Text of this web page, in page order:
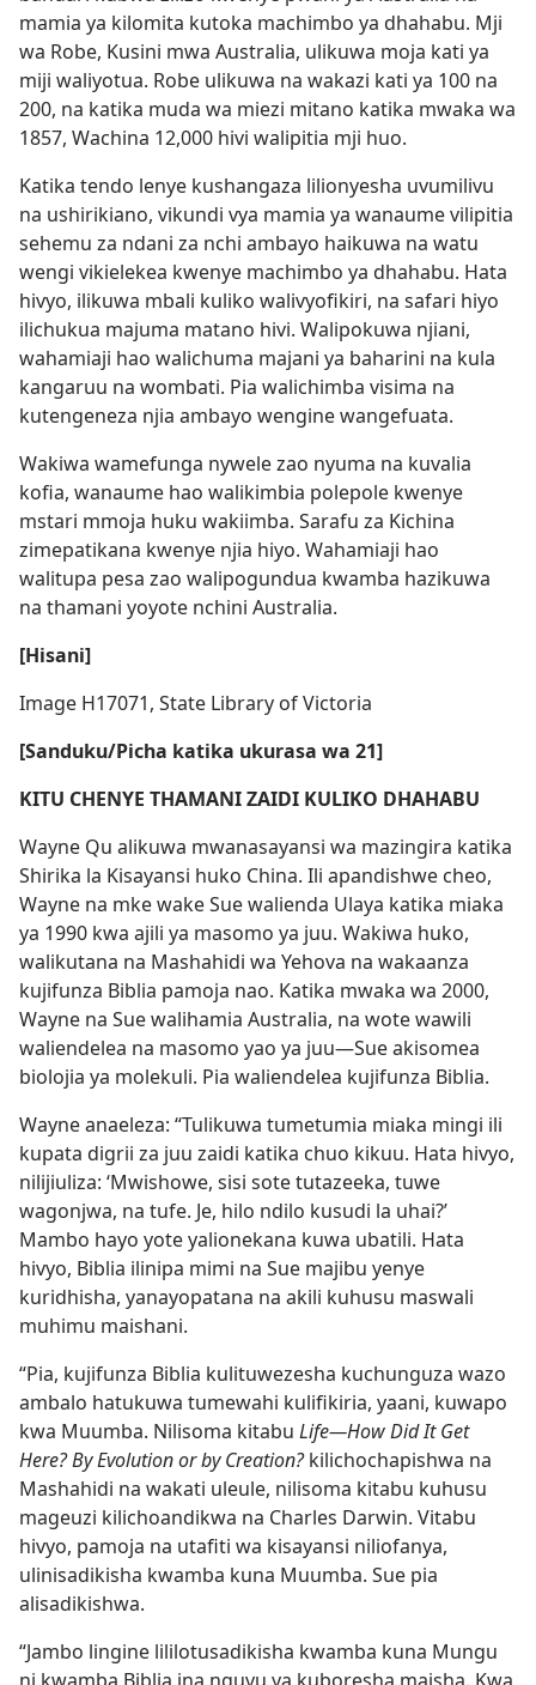
mamia ya kilomita kutoka machimbo ya dhahabu. Mji
wa Robe, Kusini mwa Australia, ulikuwa moja kati ya
miji waliyotua. Robe ulikuwa na wakazi kati ya 100 na
200, na katika muda wa miezi mitano katika mwaka wa
1857, Wachina 12,000 hivi walipitia mji huo.
Katika tendo lenye kushangaza lilionyesha uvumilivu
na ushirikiano, vikundi vya mamia ya wanaume vilipitia
sehemu za ndani za nchi ambayo haikuwa na watu
wengi vikielekea kwenye machimbo ya dhahabu. Hata
hivyo, ilikuwa mbali kuliko walivyofikiri, na safari hiyo
ilichukua majuma matano hivi. Walipokuwa njiani,
wahamiaji hao walichuma majani ya baharini na kula
kangaruu na wombati. Pia walichimba visima na
kutengeneza njia ambayo wengine wangefuata.
Wakiwa wamefunga nywele zao nyuma na kuvalia
kofia, wanaume hao walikimbia polepole kwenye
mstari mmoja huku wakiimba. Sarafu za Kichina
zimepatikana kwenye njia hiyo. Wahamiaji hao
walitupa pesa zao walipogundua kwamba hazikuwa
na thamani yoyote nchini Australia.
[Hisani]
Image H17071, State Library of Victoria
[Sanduku/Picha katika ukurasa wa 21]
KITU CHENYE THAMANI ZAIDI KULIKO DHAHABU
Wayne Qu alikuwa mwanasayansi wa mazingira katika
Shirika la Kisayansi huko China. Ili apandishwe cheo,
Wayne na mke wake Sue walienda Ulaya katika miaka
ya 1990 kwa ajili ya masomo ya juu. Wakiwa huko,
walikutana na Mashahidi wa Yehova na wakaanza
kujifunza Biblia pamoja nao. Katika mwaka wa 2000,
Wayne na Sue walihamia Australia, na wote wawili
waliendelea na masomo yao ya juu—Sue akisomea
biolojia ya molekuli. Pia waliendelea kujifunza Biblia.
Wayne anaeleza: “Tulikuwa tumetumia miaka mingi ili
kupata digrii za juu zaidi katika chuo kikuu. Hata hivyo,
nilijiuliza: ‘Mwishowe, sisi sote tutazeeka, tuwe
wagonjwa, na tufe. Je, hilo ndilo kusudi la uhai?’
Mambo hayo yote yalionekana kuwa ubatili. Hata
hivyo, Biblia ilinipa mimi na Sue majibu yenye
kuridhisha, yanayopatana na akili kuhusu maswali
muhimu maishani.
“Pia, kujifunza Biblia kulituwezesha kuchunguza wazo
ambalo hatukuwa tumewahi kulifikiria, yaani, kuwapo
kwa Muumba. Nilisoma kitabu Life—How Did It Get
Here? By Evolution or by Creation?kilichochapishwa na
Mashahidi na wakati uleule, nilisoma kitabu kuhusu
mageuzi kilichoandikwa na Charles Darwin. Vitabu
hivyo, pamoja na utafiti wa kisayansi niliofanya,
ulinisadikisha kwamba kuna Muumba. Sue pia
alisadikishwa.
“Jambo lingine lililotusadikisha kwamba kuna Mungu